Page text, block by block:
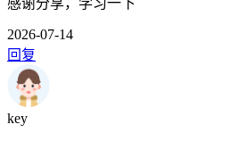
感谢分享，学习一下
2026-07-14
回复
key